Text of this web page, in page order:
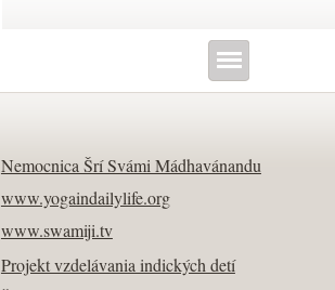
Nemocnica Šrí Svámi Mádhavánandu
www.yogaindailylife.org
www.swamiji.tv
Projekt vzdelávania indických detí